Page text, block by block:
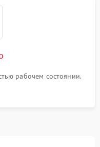
рабочем состоянии.